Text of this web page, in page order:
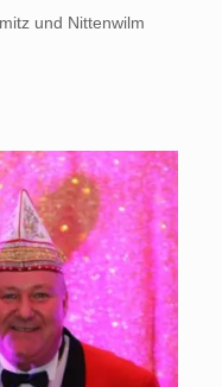
und Nittenwilm